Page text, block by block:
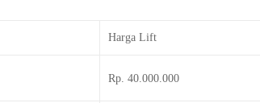
Harga Lift
Rp. 40.000.000